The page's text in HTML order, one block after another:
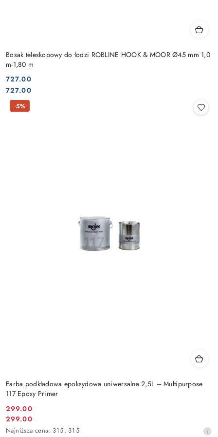
Bosak teleskopowy do łodzi ROBLINE HOOK & MOOR Ø45 mm 1,0
m-1,80 m
Cena:
727.00
Cena:
727.00
Farba podkładowa epoksydowa uniwersalna 2,5L – Multipurpose
117 Epoxy Primer
Cena
promocyjna:
299.00
Cena
299.00
Najniższa
Najniższa cena: 315, 315
-5%